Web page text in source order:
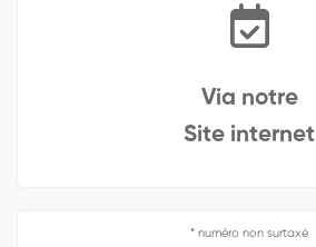
Via notre
Site internet
* numéro non surtaxé